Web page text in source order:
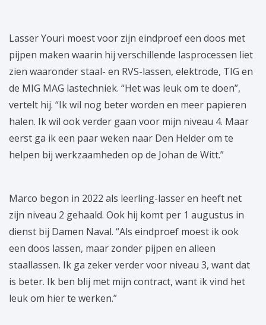
Lasser Youri moest voor zijn eindproef een doos met
pijpen maken waarin hij verschillende lasprocessen liet
zien waaronder staal- en RVS-lassen, elektrode, TIG en
de MIG MAG lastechniek. “Het was leuk om te doen”,
vertelt hij. “Ik wil nog beter worden en meer papieren
halen. Ik wil ook verder gaan voor mijn niveau 4. Maar
eerst ga ik een paar weken naar Den Helder om te
helpen bij werkzaamheden op de Johan de Witt.”
Marco begon in 2022 als leerling-lasser en heeft net
zijn niveau 2 gehaald. Ook hij komt per 1 augustus in
dienst bij Damen Naval. “Als eindproef moest ik ook
een doos lassen, maar zonder pijpen en alleen
staallassen. Ik ga zeker verder voor niveau 3, want dat
is beter. Ik ben blij met mijn contract, want ik vind het
leuk om hier te werken.”